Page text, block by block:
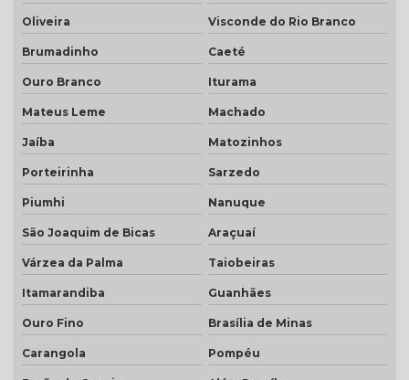
Oliveira Visconde do Rio Branco
Brumadinho Caeté
Ouro Branco Iturama
Mateus Leme Machado
Jaíba Matozinhos
Porteirinha Sarzedo
Piumhi Nanuque
São Joaquim de Bicas Araçuaí
Várzea da Palma Taiobeiras
Itamarandiba Guanhães
Ouro Fino Brasília de Minas
Carangola Pompéu